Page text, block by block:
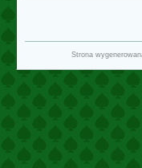
Strona